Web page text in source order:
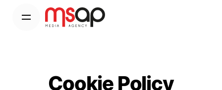
Cookie Policy